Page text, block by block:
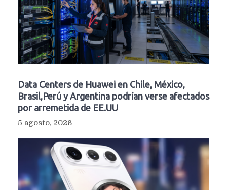
Data Centers de Huawei en Chile, México,
Brasil,Perú y Argentina podrían verse afectados
por arremetida de EE.UU
5 agosto, 2026